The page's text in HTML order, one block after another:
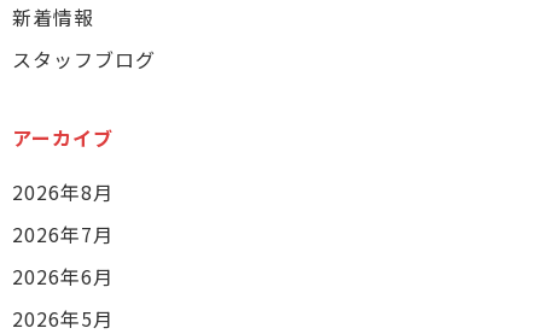
新着情報
スタッフブログ
アーカイブ
2026年8月
2026年7月
2026年6月
2026年5月